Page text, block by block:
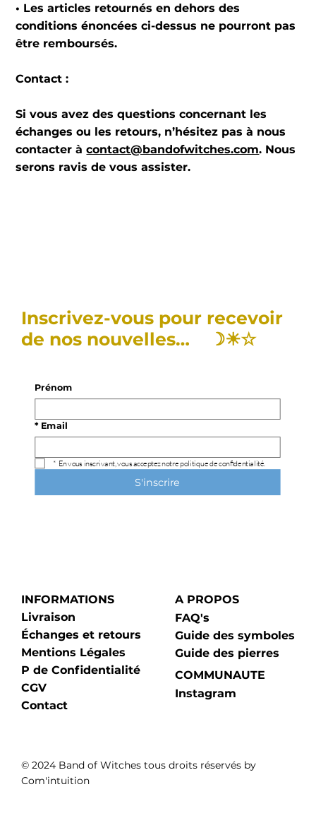
• Les articles retournés en dehors des
conditions énoncées ci-dessus ne pourront pas
être remboursés.
Contact :
Si vous avez des questions concernant les
échanges ou les retours, n’hésitez pas à nous
contacter àcontact@bandofwitches.com. Nous
serons ravis de vous assister.
Prénom
* Email
* En vous inscrivant, vous acceptez notre politique de confidentialité.
S'inscrire
Inscrivez-vous pour recevoir
de nos nouvelles… ☽☀︎☆
INFORMATIONS
Livraison
Échanges et retours
Mentions Légales
P de Confidentialité
CGV
Contact
A PROPOS
FAQ's
Guide des symboles
Guide des pierres
COMMUNAUTE
Instagram
© 2024 Band of Witches tous droits réservés by
Com'intuition